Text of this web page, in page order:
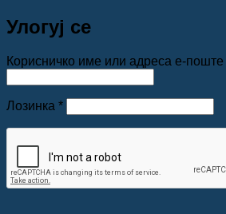
Улогуј се
Корисничко име или адреса е-поште
Лозинка *Обавезно